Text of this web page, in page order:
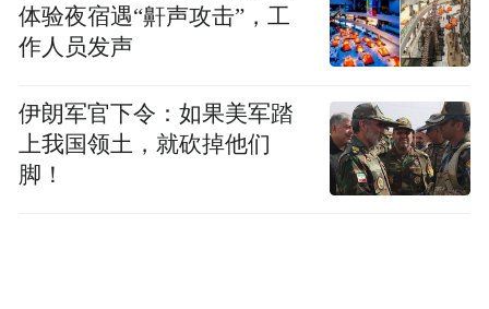
体验夜宿遇“鼾声攻击”，工
作人员发声
伊朗军官下令：如果美军踏
上我国领土，就砍掉他们
脚！